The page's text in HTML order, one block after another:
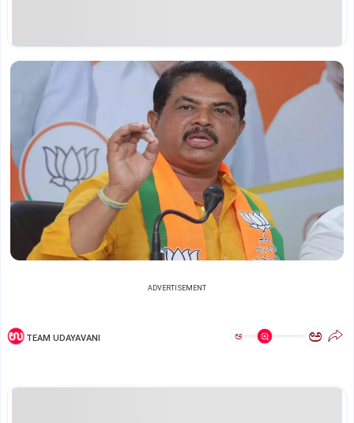
ADVERTISEMENT
TEAM UDAYAVANI ಅ ಅ